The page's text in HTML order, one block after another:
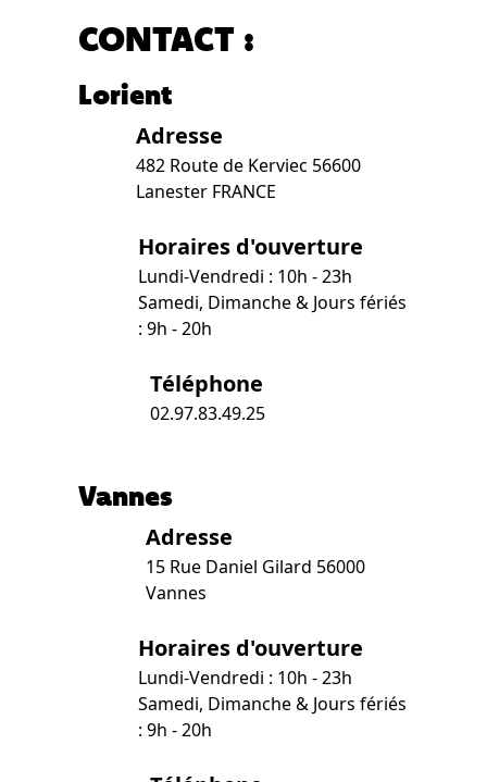
CONTACT :
Lorient
Adresse
482 Route de Kerviec 56600
Lanester FRANCE
Horaires d'ouverture
Lundi-Vendredi : 10h - 23h
Samedi, Dimanche & Jours fériés
: 9h - 20h
Téléphone
02.97.83.49.25
Vannes
Adresse
15 Rue Daniel Gilard 56000
Vannes
Horaires d'ouverture
Lundi-Vendredi : 10h - 23h
Samedi, Dimanche & Jours fériés
: 9h - 20h